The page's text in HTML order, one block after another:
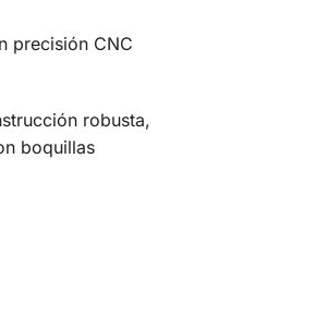
precisión CNC
robusta,
boquillas